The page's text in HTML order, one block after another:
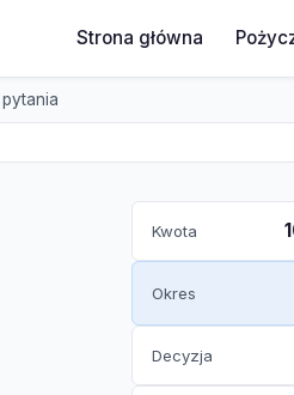
Strona główna
Kwota
Okres
Decyzja